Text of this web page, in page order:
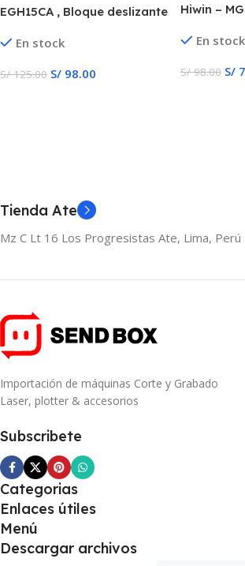
EGH15CA , Bloque deslizante
En stock
S/125.00 S/ 98.00
Hiwin –
En stock
S/98.00 S/
Tienda Ate
Mz C Lt 16 Los Progresistas Ate, Lima, Perú
Importación de máquinas Corte y Grabado
Laser, plotter & accesorios
Subscribete
Categorias
Enlaces útiles
Menú
Descargar archivos